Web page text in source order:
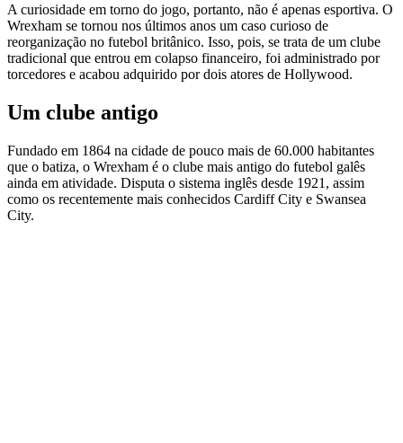
A curiosidade em torno do jogo, portanto, não é apenas esportiva. O
Wrexham se tornou nos últimos anos um caso curioso de
reorganização no futebol britânico. Isso, pois, se trata de um clube
tradicional que entrou em colapso financeiro, foi administrado por
torcedores e acabou adquirido por dois atores de Hollywood.
Um clube antigo
Fundado em 1864 na cidade de pouco mais de 60.000 habitantes
que o batiza, o Wrexham é o clube mais antigo do futebol galês
ainda em atividade. Disputa o sistema inglês desde 1921, assim
como os recentemente mais conhecidos Cardiff City e Swansea
City.